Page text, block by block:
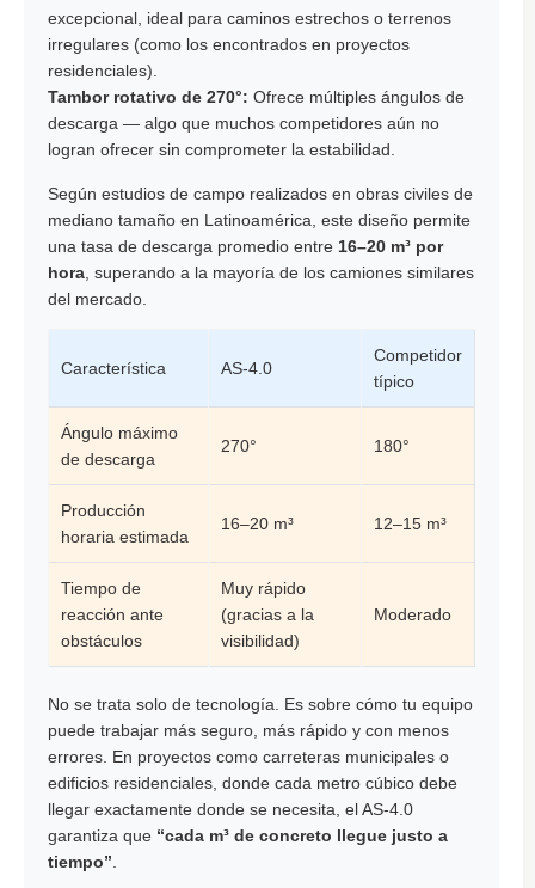
excepcional, ideal para caminos estrechos o terrenos
irregulares (como los encontrados en proyectos
residenciales).
Tambor rotativo de 270°: Ofrece múltiples ángulos de
descarga — algo que muchos competidores aún no
logran ofrecer sin comprometer la estabilidad.
Según estudios de campo realizados en obras civiles de
mediano tamaño en Latinoamérica, este diseño permite
una tasa de descarga promedio entre 16–20 m³ por
hora , superando a la mayoría de los camiones similares
del mercado.
Característica AS-4.0
Competidor
típico
Ángulo máximo
de descarga
270° 180°
Producción
horaria estimada
16–20 m³ 12–15 m³
Tiempo de
reacción ante
obstáculos
Muy rápido
(gracias a la
visibilidad)
Moderado
No se trata solo de tecnología. Es sobre cómo tu equipo
puede trabajar más seguro, más rápido y con menos
errores. En proyectos como carreteras municipales o
edificios residenciales, donde cada metro cúbico debe
llegar exactamente donde se necesita, el AS-4.0
garantiza que “cada m³ de concreto llegue justo a
tiempo”